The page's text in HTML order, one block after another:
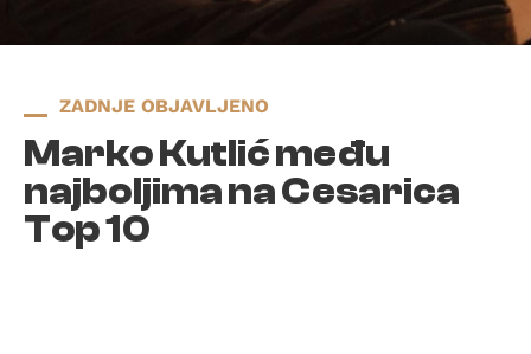
ZADNJE OBJAVLJENO
Marko Kutlić među
najboljima na Cesarica
Top 10